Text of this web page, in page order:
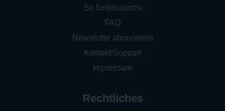
So funktioniert‘s
FAQ
Newsletter abonnieren
Kontakt/Support
Impressum
Rechtliches